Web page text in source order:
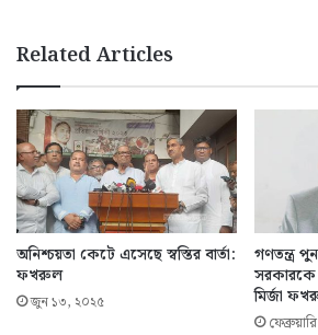
Related Articles
অনিশ্চয়তা কেটে এসেছে স্বস্তির বার্তা:
ফখরুল
জুন ১৩, ২০২৫
গণতন্ত্র
সরকারকে
মির্জা